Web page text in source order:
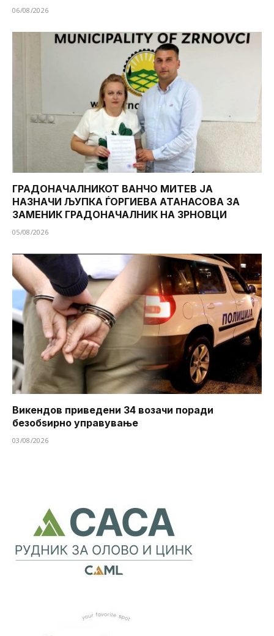
06/08/2026
ГРАДОНАЧАЛНИКОТ ВАНЧО МИТЕВ ЈА
НАЗНАЧИ ЉУПКА ЃОРГИЕВА АТАНАСОВА ЗА
ЗАМЕНИК ГРАДОНАЧАЛНИК НА ЗРНОВЦИ
05/08/2026
Викендов приведени 34 возачи поради
безобѕирно управување
03/08/2026